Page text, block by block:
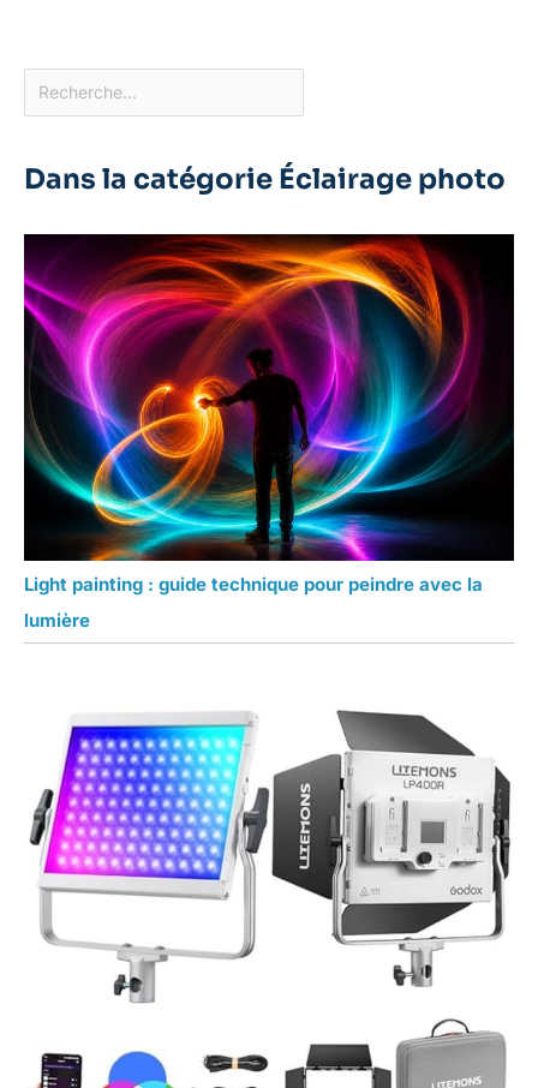
Dans la catégorie Éclairage photo
Light painting : guide technique pour peindre avec la
lumière